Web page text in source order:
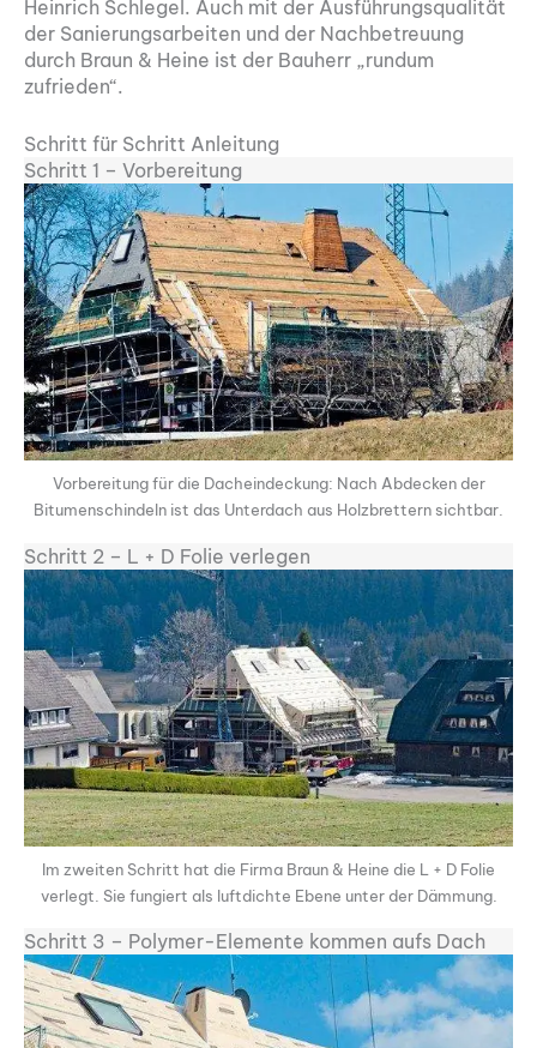
Heinrich Schlegel. Auch mit der Ausführungsqualität
der Sanierungsarbeiten und der Nachbetreuung
durch Braun & Heine ist der Bauherr „rundum
zufrieden“.
Schritt für Schritt Anleitung
Schritt 1 – Vorbereitung
Vorbereitung für die Dacheindeckung: Nach Abdecken der
Bitumenschindeln ist das Unterdach aus Holzbrettern sichtbar.
Schritt 2 – L + D Folie verlegen
Im zweiten Schritt hat die Firma Braun & Heine die L + D Folie
verlegt. Sie fungiert als luftdichte Ebene unter der Dämmung.
Schritt 3 – Polymer-Elemente kommen aufs Dach